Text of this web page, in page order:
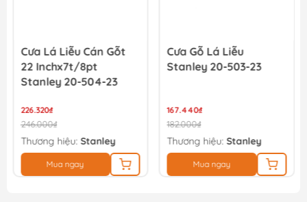
Cưa Lá Liễu Cán Gỗt
22 Inchx7t/8pt
Stanley 20-504-23
226.320₫
246.000₫
Thương hiệu: Stanley
Mua ngay
Cưa Gỗ Lá Liễu
Stanley 20-503-23
167.440₫
182.000₫
Thương hiệu:Stanley
Mua ngay